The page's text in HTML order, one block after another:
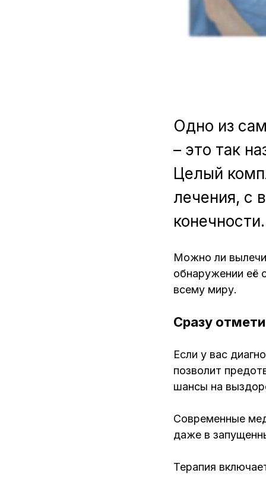
Одно из
– это так
Целый
лечения, с
конечности.
Можно ли
обнаружении её
всему миру.
Сразу
Если у вас
позволит
шансы на
Современные
даже в
Терапия